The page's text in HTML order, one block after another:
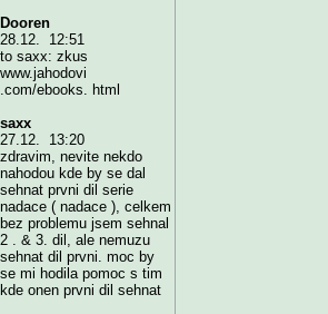
Dooren
28.12. 12:51
to saxx: zkus
www.jahodovi
.com/ebooks. html
saxx
27.12. 13:20
zdravim, nevite nekdo
nahodou kde by se dal
sehnat prvni dil serie
nadace ( nadace ), celkem
bez problemu jsem sehnal
2 . & 3. dil, ale nemuzu
sehnat dil prvni. moc by
se mi hodila pomoc s tim
kde onen prvni dil sehnat